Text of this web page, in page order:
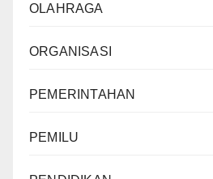
OLAHRAGA
ORGANISASI
PEMERINTAHAN
PEMILU